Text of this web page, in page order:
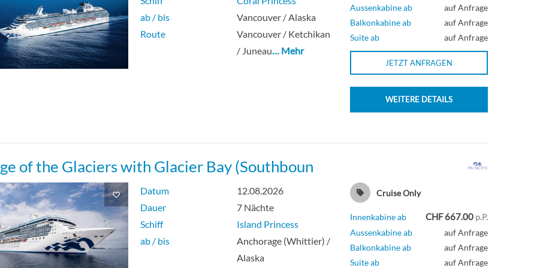
ab / bis
Vancouver / Alaska
Route
Vancouver / Ketchikan
/ Juneau… Mehr
Aussenkabine ab
auf Anfrage
Balkonkabine ab
auf Anfrage
Suite ab
auf Anfrage
JETZT ANFRAGEN
WEITERE DETAILS
of the Glaciers with Glacier Bay (Southboun
Datum
12.08.2026
Dauer
7 Nächte
Schiff
Island Princess
ab / bis
Anchorage (Whittier) /
Alaska
Cruise Only
Innenkabine ab CHF 667.00 p.P.
Aussenkabine ab
auf Anfrage
Balkonkabine ab
auf Anfrage
Suite ab
auf Anfrage